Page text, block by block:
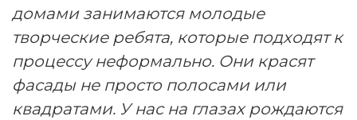
домами занимаются молодые
творческие ребята, которые подходят к
процессу неформально. Они красят
фасады не просто полосами или
квадратами. У нас на глазах рождаются